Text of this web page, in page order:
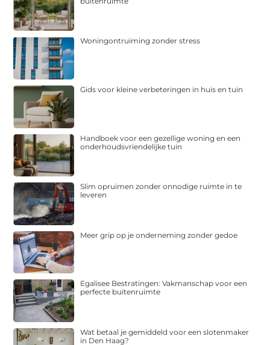
Woningontruiming zonder stress
Gids voor kleine verbeteringen in huis en tuin
Handboek voor een gezellige woning en een
onderhoudsvriendelijke tuin
Slim opruimen zonder onnodige ruimte in te
leveren
Meer grip op je onderneming zonder gedoe
Egalisee Bestratingen: Vakmanschap voor een
perfecte buitenruimte
Wat betaal je gemiddeld voor een slotenmaker
in Den Haag?